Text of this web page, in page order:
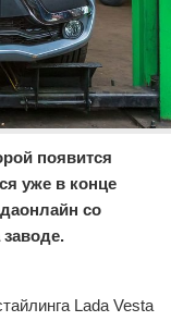
появится
уже в конце
со
Lada Vesta